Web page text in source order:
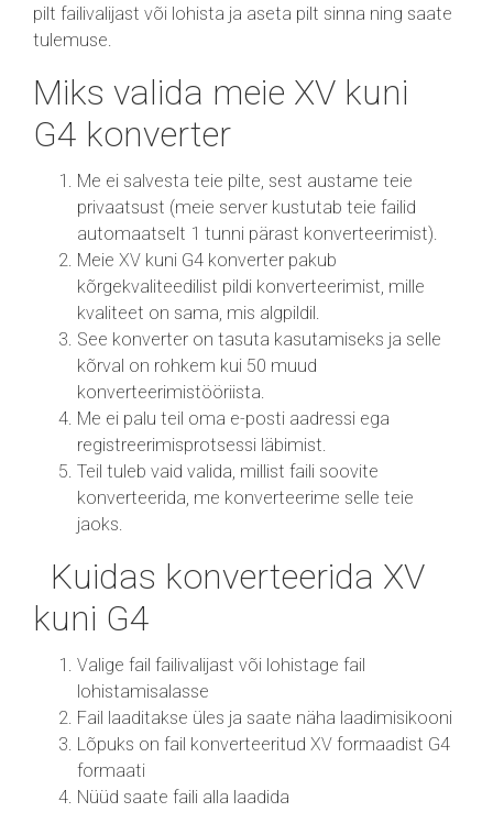
pilt failivalijast või lohista ja aseta pilt sinna ning saate
tulemuse.
Miks valida meie XV kuni
G4 konverter
Me ei salvesta teie pilte, sest austame teie
privaatsust (meie server kustutab teie failid
automaatselt 1 tunni pärast konverteerimist).
Meie XV kuni G4 konverter pakub
kõrgekvaliteedilist pildi konverteerimist, mille
kvaliteet on sama, mis algpildil.
See konverter on tasuta kasutamiseks ja selle
kõrval on rohkem kui 50 muud
konverteerimistööriista.
Me ei palu teil oma e-posti aadressi ega
registreerimisprotsessi läbimist.
Teil tuleb vaid valida, millist faili soovite
konverteerida, me konverteerime selle teie
jaoks.
Kuidas konverteerida XV
kuni G4
Valige fail failivalijast või lohistage fail
lohistamisalasse
Fail laaditakse üles ja saate näha laadimisikooni
Lõpuks on fail konverteeritud XV formaadist G4
formaati
Nüüd saate faili alla laadida